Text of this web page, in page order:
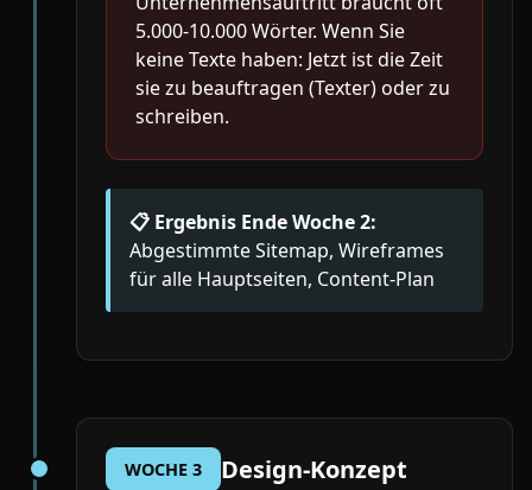
5.000-10.000 Wörter. Wenn Sie
keine Texte haben: Jetzt ist die Zeit
sie zu beauftragen (Texter) oder zu
schreiben.
📋 Ergebnis Ende Woche 2:
Abgestimmte Sitemap, Wireframes
für alle Hauptseiten, Content-Plan
WOCHE 3 Design-Konzept